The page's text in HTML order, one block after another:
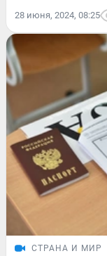
28 июня, 2024, 08:25
СТРАНА И МИР